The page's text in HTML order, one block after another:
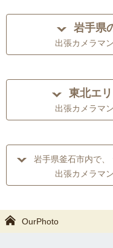
岩手県
出張カメラマ
東北エ
出張カメラマ
岩手県釜石市内で、
出張カメラマ
OurPhoto